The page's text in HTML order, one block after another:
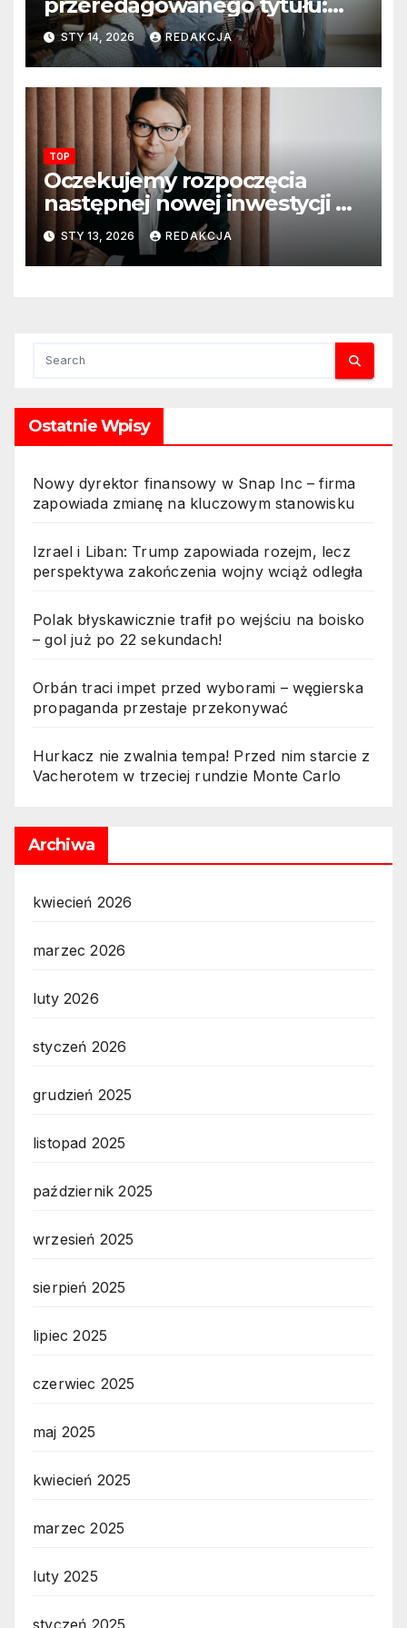
Resort edukacji szkoli
nauczycieli z wykorzystania
sztucznej inteligencji. AI
pojawi się na zajęciach
szkolnych
STY 14, 2026 REDAKCJA
TOP
Oczekujemy rozpoczęcia
następnej nowej inwestycji w
ciągu najbliższego półrocza
STY 13, 2026 REDAKCJA
Ostatnie Wpisy
Nowy dyrektor finansowy w Snap Inc – firma
zapowiada zmianę na kluczowym stanowisku
Izrael i Liban: Trump zapowiada rozejm, lecz
perspektywa zakończenia wojny wciąż odległa
Polak błyskawicznie trafił po wejściu na boisko
– gol już po 22 sekundach!
Orbán traci impet przed wyborami – węgierska
propaganda przestaje przekonywać
Hurkacz nie zwalnia tempa! Przed nim starcie z
Vacherotem w trzeciej rundzie Monte Carlo
Archiwa
kwiecień 2026
marzec 2026
luty 2026
styczeń 2026
grudzień 2025
listopad 2025
październik 2025
wrzesień 2025
sierpień 2025
lipiec 2025
czerwiec 2025
maj 2025
kwiecień 2025
marzec 2025
luty 2025
styczeń 2025